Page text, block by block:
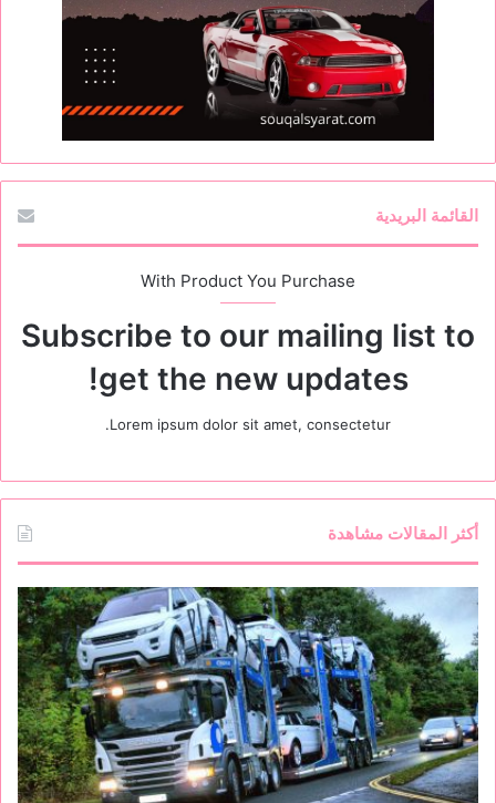
القائمة البريدية
With Product You Purchase
Subscribe to our mailing list to
get the new updates!
Lorem ipsum dolor sit amet, consectetur.
أكثر المقالات مشاهدة